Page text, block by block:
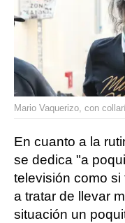
Mario Vaquerizo, con
En cuanto a la
se dedica "a
televisión como
a tratar de llevar
situación un